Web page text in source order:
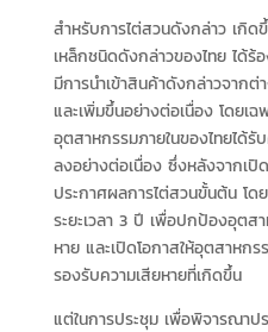
สำหรับการไต่สวนดังกล่าว เกิ
เหล็กชนิดดังกล่าวของไทย ได้ร้
มีการนำเข้าสินค้าดังกล่าวจากต่
และเพิ่มขึ้นอย่างต่อเนื่อง โดยเฉ
อุตสาหกรรมภายในของไทยได้
ลงอย่างต่อเนื่อง ซึ่งหลังจากเ
ประกาศผลการไต่สวนขั้นต้น โด
ระยะเวลา 3 ปี เพื่อปกป้องอุตสา
หาย และเปิดโอกาสให้อุตสาหก
รองรับความเสียหายที่เกิดขึ้น
แต่ในการประชุม เพื่อพิจารณา